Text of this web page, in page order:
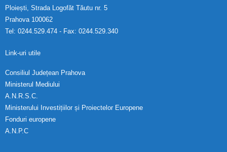
Ploiești, Strada Logofăt Tăutu nr. 5
Prahova 100062
Tel: 0244.529.474 - Fax: 0244.529.340
Link-uri utile
Consiliul Județean Prahova
Ministerul Mediului
A.N.R.S.C.
Ministerului Investițiilor și Proiectelor Europene
Fonduri europene
A.N.P.C